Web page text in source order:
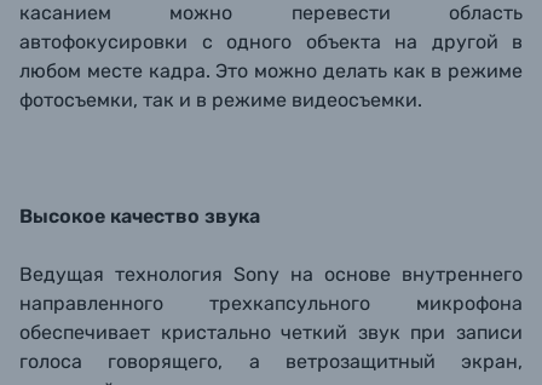
касанием можно перевести область
автофокусировки с одного объекта на другой в
любом месте кадра. Это можно делать как в режиме
фотосъемки, так и в режиме видеосъемки.
Высокое качество звука
Ведущая технология Sony на основе внутреннего
направленного трехкапсульного микрофона
обеспечивает кристально четкий звук при записи
голоса говорящего, а ветрозащитный экран,